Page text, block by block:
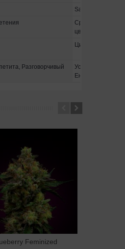
Sa/In
Средний период
цветения
Цитрусовый
Разговорчивый
Усиление
Енергичен
В корзину
Feminized